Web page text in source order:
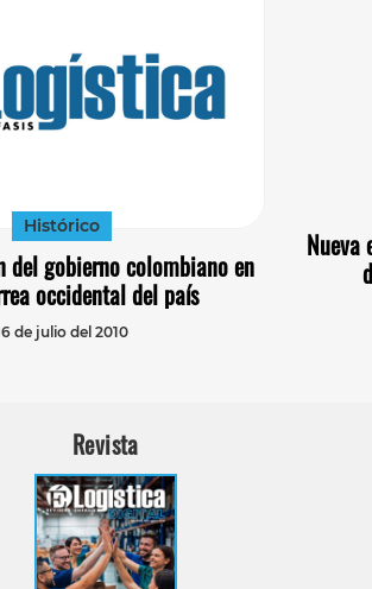
Histórico
del gobierno colombiano en
occidental del país
de julio del 2010
Revista